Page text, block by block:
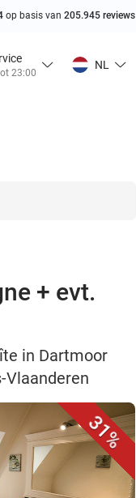
op basis van 205.945 reviews
23:00
NL
+ evt.
in Dartmoor
Vlaanderen
31%